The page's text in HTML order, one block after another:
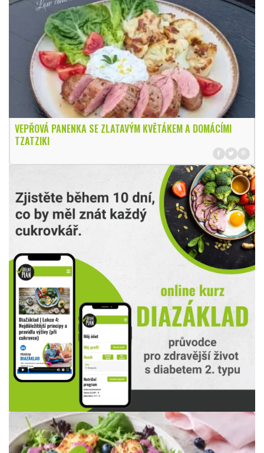
VEPŘOVÁ PANENKA SE ZLATAVÝM KVĚTÁKEM A DOMÁCÍMI
TZATZIKI